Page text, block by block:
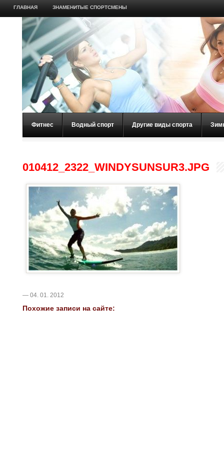
ГЛАВНАЯ ЗНАМЕНИТЫЕ СПОРТСМЕНЫ
Фитнес Водный спорт Другие виды спорта
010412_2322_WINDYSUNSUR3.JPG
— 04. 01. 2012
Похожие записи на сайте: